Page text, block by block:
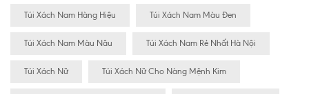
Túi Xách Nam Hàng Hiệu Túi Xách Nam Màu Đen
Túi Xách Nam Màu Nâu Túi Xách Nam Rẻ Nhất Hà Nội
Túi Xách Nữ Túi Xách Nữ Cho Nàng Mệnh Kim